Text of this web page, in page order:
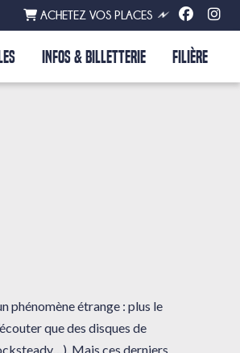
ACHETEZ VOS PLACES
INFOS & BILLETTERIE FILIÈRE
phénomène étrange : plus le
que des disques de
Mais ces derniers